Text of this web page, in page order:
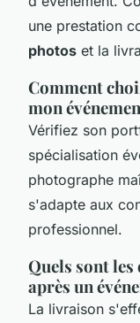
une prestation
photos et la
Comment
mon
Vérifiez son
spécialisation
photographe
s'adapte aux
professionnel.
Quels sont
après un
La livraison